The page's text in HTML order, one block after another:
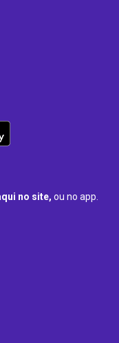
no site, ou no app.